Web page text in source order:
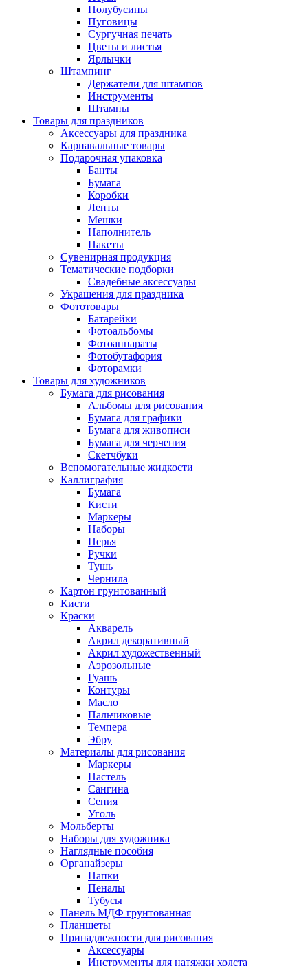
Полубусины
Пуговицы
Сургучная печать
Цветы и листья
Ярлычки
Штампинг
Держатели для штампов
Инструменты
Штампы
Товары для праздников
Аксессуары для праздника
Карнавальные товары
Подарочная упаковка
Банты
Бумага
Коробки
Ленты
Мешки
Наполнитель
Пакеты
Сувенирная продукция
Тематические подборки
Свадебные аксессуары
Украшения для праздника
Фототовары
Батарейки
Фотоальбомы
Фотоаппараты
Фотобутафория
Фоторамки
Товары для художников
Бумага для рисования
Альбомы для рисования
Бумага для графики
Бумага для живописи
Бумага для черчения
Скетчбуки
Вспомогательные жидкости
Каллиграфия
Бумага
Кисти
Маркеры
Наборы
Перья
Ручки
Тушь
Чернила
Картон грунтованный
Кисти
Краски
Акварель
Акрил декоративный
Акрил художественный
Аэрозольные
Гуашь
Контуры
Масло
Пальчиковые
Темпера
Эбру
Материалы для рисования
Маркеры
Пастель
Сангина
Сепия
Уголь
Мольберты
Наборы для художника
Наглядные пособия
Органайзеры
Папки
Пеналы
Тубусы
Панель МДФ грунтованная
Планшеты
Принадлежности для рисования
Аксессуары
Инструменты для натяжки холста